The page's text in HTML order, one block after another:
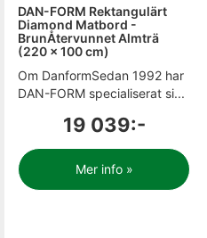
DAN-FORM Rektangulärt
Diamond Matbord -
BrunÅtervunnet Almträ
(220 x 100 cm)
Om DanformSedan 1992 har
DAN-FORM specialiserat si...
19 039:-
Mer info »